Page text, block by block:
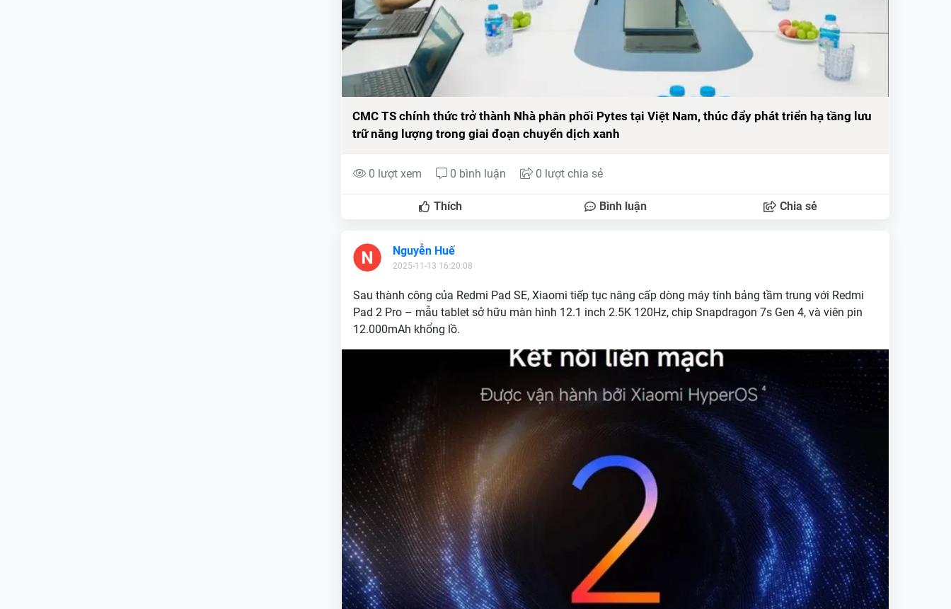
CMC TS chính thức trở thành Nhà phân phối Pytes tại Việt Nam, thúc đẩy phát triển hạ tầng lưu
trữ năng lượng trong giai đoạn chuyển dịch xanh
0 lượt xem 0 bình luận 0 lượt chia sẻ
Thích Bình luận Chia sẻ
Nguyễn Huế
2025-11-13 16:20:08
Sau thành công của Redmi Pad SE, Xiaomi tiếp tục nâng cấp dòng máy tính bảng tầm trung với Redmi
Pad 2 Pro – mẫu tablet sở hữu màn hình 12.1 inch 2.5K 120Hz, chip Snapdragon 7s Gen 4, và viên pin
12.000mAh khổng lồ.